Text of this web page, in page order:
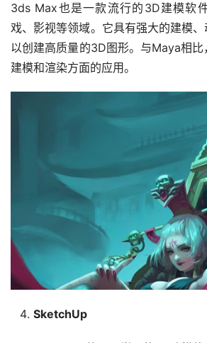
3ds Max也是一款流行的3D建模软
戏、影视等领域。它具有强大的建模
以创建高质量的3D图形。与Maya相
建模和渲染方面的应用。
SketchUp